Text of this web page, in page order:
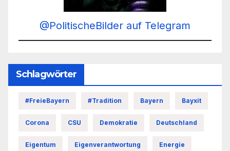
@PolitischeBilder auf Telegram
Schlagwörter
#FreieBayern #Tradition Bayern Bayxit
Corona CSU Demokratie Deutschland
Eigentum Eigenverantwortung Energie